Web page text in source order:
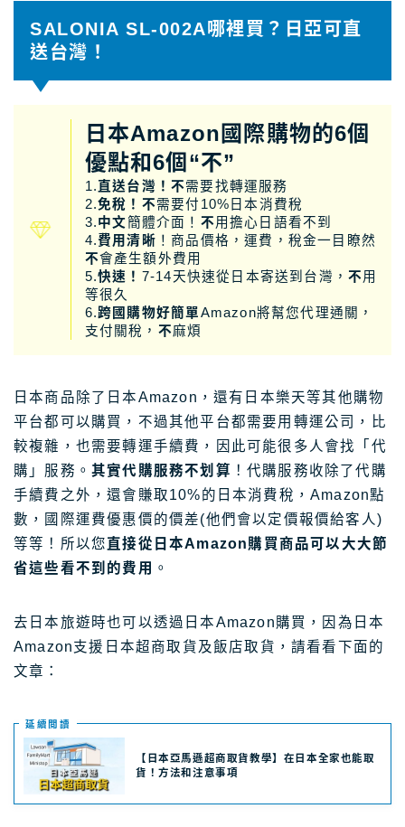
SALONIA SL-002A哪裡買？日亞可直
送台灣！
日本Amazon國際購物的6個
優點和6個“不”
1.直送台灣！不需要找轉運服務
2.免稅！不需要付10%日本消費稅
3.中文簡體介面！ 不用擔心日語看不到
4.費用清晰 ！商品價格，運費，稅金一目瞭然
不會產生額外費用
5.快速！ 7-14天快速從日本寄送到台灣， 不用
等很久
6.跨國購物好簡單Amazon將幫您代理通關，
支付關稅， 不麻煩
日本商品除了日本Amazon，還有日本樂天等其他購物
平台都可以購買，不過其他平台都需要用轉運公司，比
較複雜，也需要轉運手續費，因此可能很多人會找「代
購」服務。 其實代購服務不划算 ！代購服務收除了代購
手續費之外，還會賺取10%的日本消費稅，Amazon點
數，國際運費優惠價的價差(他們會以定價報價給客人)
等等！所以您直接從日本Amazon購買商品可以大大節
省這些看不到的費用 。
去日本旅遊時也可以透過日本Amazon購買，因為日本
Amazon支援日本超商取貨及飯店取貨，請看看下面的
文章：
延續閲讀
【日本亞馬遜超商取貨教學】在日本全家也能取
貨！方法和注意事項